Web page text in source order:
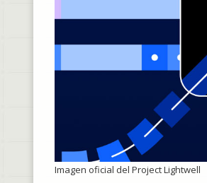
Imagen oficial del Project Lightwell